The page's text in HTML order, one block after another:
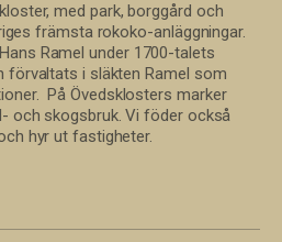
med park, borggård och
främsta rokoko-anläggningar.
Ramel under 1700-talets
förvaltats i släkten Ramel som
På Övedsklosters marker
och skogsbruk. Vi föder också
hyr ut fastigheter.